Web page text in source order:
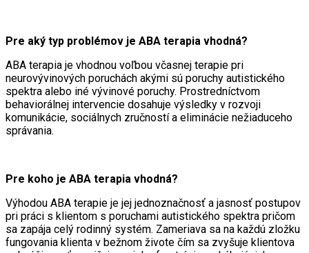
Pre aký typ problémov je ABA terapia vhodná?
ABA terapia je vhodnou voľbou včasnej terapie pri
neurovývinových poruchách akými sú poruchy autistického
spektra alebo iné vývinové poruchy. Prostredníctvom
behaviorálnej intervencie dosahuje výsledky v rozvoji
komunikácie, sociálnych zručností a eliminácie nežiaduceho
správania.
Pre koho je ABA terapia vhodná?
Výhodou ABA terapie je jej jednoznačnosť a jasnosť postupov
pri práci s klientom s poruchami autistického spektra pričom
sa zapája celý rodinný systém. Zameriava sa na každú zložku
fungovania klienta v bežnom živote čím sa zvyšuje klientova